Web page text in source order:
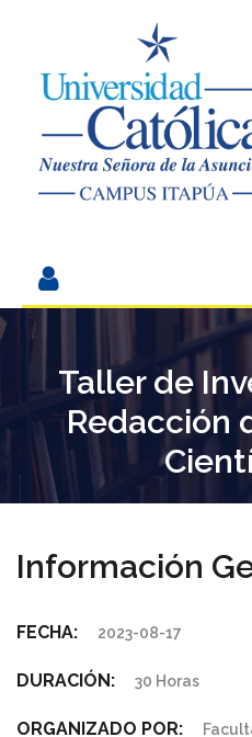
Taller de
Redacción
Información
FECHA: 2023-08-17
DURACIÓN: 30 Horas
ORGANIZADO POR: